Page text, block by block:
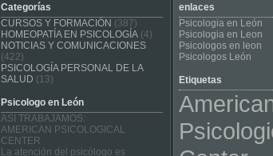
Categorías
CURSOS Y FORMACIÓN (387)
HOMEOPATÍA EN PSICOLOGÍA (4)
NOTICIAS Y COMUNICACIONES
(422)
PSICOLOGÍA PERSONAL DE LA
SALUD (13)
Psicologo en León
ASI TRABAJAMOS:
AMERICAN PSICOLOGICAL
CENTER
La atención del psicólogo es
enlaces
Psicologia en León
Psicologia en Leon
Psicologos en leon
Psicologos León
Etiquetas